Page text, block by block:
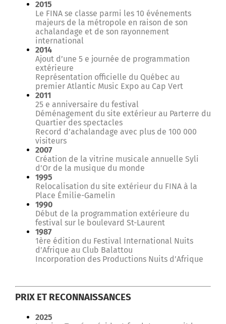
2015
Le FINA se classe parmi les 10 événements
majeurs de la métropole en raison de son
achalandage et de son rayonnement
international
2014
Ajout d’une 5 e journée de programmation
extérieure
Représentation officielle du Québec au
premier Atlantic Music Expo au Cap Vert
2011
25 e anniversaire du festival
Déménagement du site extérieur au Parterre du
Quartier des spectacles
Record d’achalandage avec plus de 100 000
visiteurs
2007
Création de la vitrine musicale annuelle Syli
d’Or de la musique du monde
1995
Relocalisation du site extérieur du FINA à la
Place Émilie-Gamelin
1990
Début de la programmation extérieure du
festival sur le boulevard St-Laurent
1987
1ère édition du Festival International Nuits
d’Afrique au Club Balattou
Incorporation des Productions Nuits d’Afrique
PRIX ET RECONNAISSANCES
2025